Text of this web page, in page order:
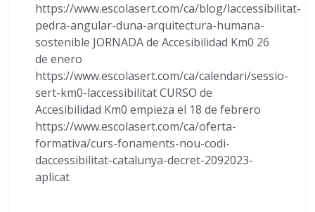
https://www.escolasert.com/ca/blog/laccessibilitat-
pedra-angular-duna-arquitectura-humana-
sostenible JORNADA de Accesibilidad Km0 26
de enero
https://www.escolasert.com/ca/calendari/sessio-
sert-km0-laccessibilitat CURSO de
Accesibilidad Km0 empieza el 18 de febrero
https://www.escolasert.com/ca/oferta-
formativa/curs-fonaments-nou-codi-
daccessibilitat-catalunya-decret-2092023-
aplicat